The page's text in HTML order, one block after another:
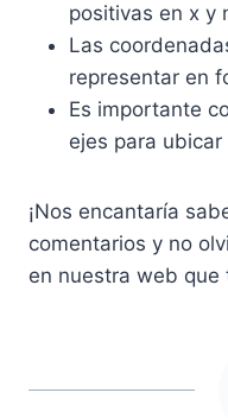
positivas en x y
Las
representar en
Es importante
ejes para
¡Nos encantaría
comentarios y no
en nuestra web